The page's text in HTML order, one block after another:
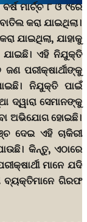
ମାର୍ଚ୍ଚ ୮ ଓ ୯ରେ
କରା ଯାଇଥିଲା।
ଯାଇଥିଲା, ଯାହାକୁ
ଏହି ନିଯୁକ୍ତି
ପରୀକ୍ଷାର୍ଥୀଙ୍କୁ
ନିଯୁକ୍ତି ପାଇଁ
ଦ୍ୱାରା ସେମାନଙ୍କୁ
ଅଭିଯୋଗ ହୋଇଛି।
ଦେଇ ଏହି ଚାକିରୀ
କିନ୍ତୁ, ଏଠାରେ
ମାନେ ଯଦି
ବ୍ୟକ୍ତିମାନେ ଗିରଫ